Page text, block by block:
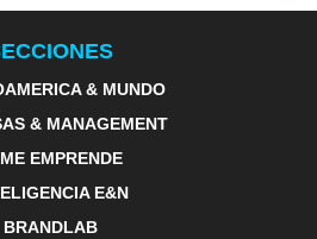
& MUNDO
& MANAGEMENT
EMPRENDE
E&N
BRANDLAB